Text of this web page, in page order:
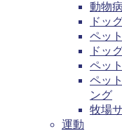
動物
ドッ
ペッ
ドッ
ペッ
ペッ
ング
牧場
運動